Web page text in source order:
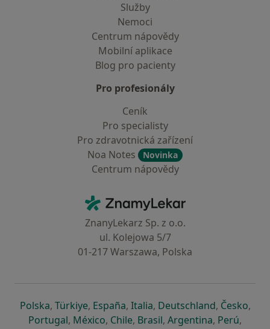
Služby
Nemoci
Centrum nápovědy
Mobilní aplikace
Blog pro pacienty
Pro profesionály
Ceník
Pro specialisty
Pro zdravotnická zařízení
Noa Notes
Novinka
Centrum nápovědy
ZnamyLekar - Hlavní stránka
ZnanyLekarz Sp. z o.o.
ul. Kolejowa 5/7
01-217 Warszawa, Polska
Polskase otevře v nové záložce
, Türkiyese otevře v nové záložce
, Españase otevře v nové záložce
, Italiase otevře v nové záložce
, Deutschlandse otevře v
, Českose
,
Portugalse otevře v nové záložce
, Méxicose otevře v nové záložce
, Chilese otevře v nové záložce
, Brasilse otevře v nové
, Argentinase otevře v
, Perúse
,